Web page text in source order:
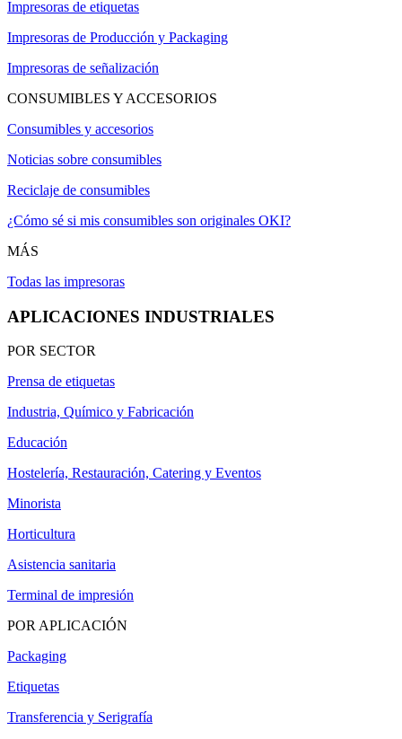
Impresoras de etiquetas
Impresoras de Producción y Packaging
Impresoras de señalización
CONSUMIBLES Y ACCESORIOS
Consumibles y accesorios
Noticias sobre consumibles
Reciclaje de consumibles
¿Cómo sé si mis consumibles son originales OKI?
MÁS
Todas las impresoras
APLICACIONES INDUSTRIALES
POR SECTOR
Prensa de etiquetas
Industria, Químico y Fabricación
Educación
Hostelería, Restauración, Catering y Eventos
Minorista
Horticultura
Asistencia sanitaria
Terminal de impresión
POR APLICACIÓN
Packaging
Etiquetas
Transferencia y Serigrafía